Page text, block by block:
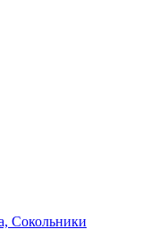
Сокольники